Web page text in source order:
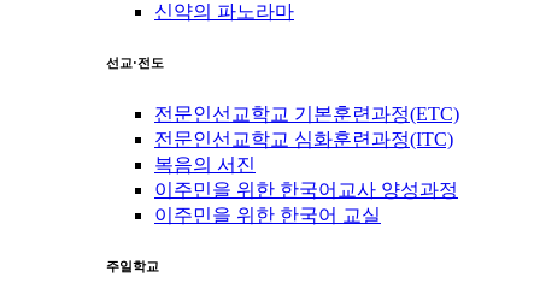
신약의 파노라마
선교·전도
전문인선교학교 기본훈련과정(ETC)
전문인선교학교 심화훈련과정(ITC)
복음의 서진
이주민을 위한 한국어교사 양성과정
이주민을 위한 한국어 교실
주일학교